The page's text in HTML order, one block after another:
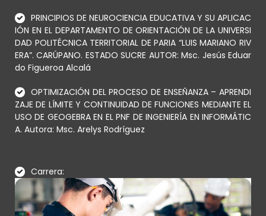
PRINCIPIOS DE NEUROCIENCIA EDUCATIVA Y SU APLICAC
IÓN EN EL DEPARTAMENTO DE ORIENTACIÓN DE LA UNIVERSI
DAD POLITÉCNICA TERRITORIAL DE PARIA “LUIS MARIANO RIV
ERA”. CARÚPANO. ESTADO SUCRE AUTOR: Msc. Jesús Eduar
do Figueroa Alcalá
OPTIMIZACIÓN DEL PROCESO DE ENSEÑANZA – APRENDI
ZAJE DE LÍMITE Y CONTINUIDAD DE FUNCIONES MEDIANTE EL
USO DE GEOGEBRA EN EL PNF DE INGENIERÍA EN INFORMÁTIC
A. Autora: Msc. Arelys Rodríguez
Carrera: